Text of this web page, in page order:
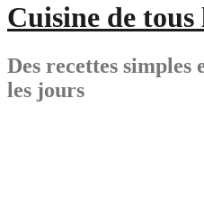
Cuisine de tous
Des recettes simples
les jours